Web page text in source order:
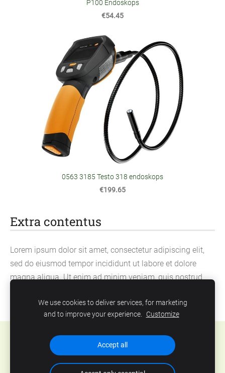
Extra contentus
Lorem ipsum dolor sit amet, consectetur adipiscing elit,
sed do eiusmod tempor incididunt ut labore et dolore
magna aliqua. Ut enim ad minim veniam, quis nostrud
commodo consequat.
P100 Endoskops
€54.45
0563 3185 Testo 318 endoskops
€199.65
Cookies
We use cookies to deliver services, for marketing
and to improve your experience. Customize
Accept all